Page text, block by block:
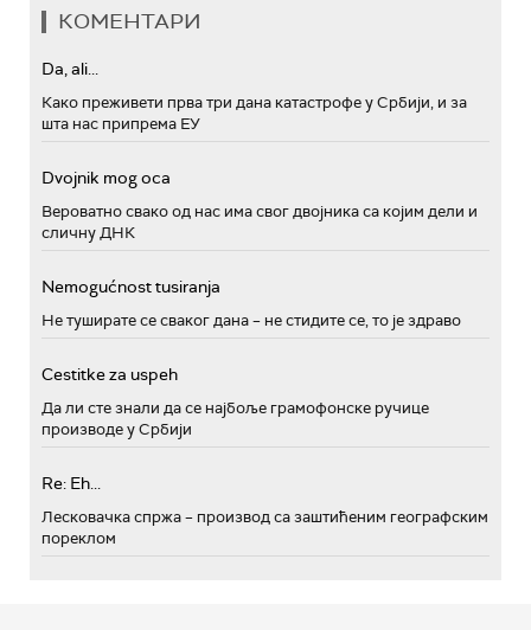
КОМЕНТАРИ
Da, ali...
Како преживети прва три дана катастрофе у Србији, и за
шта нас припрема ЕУ
Dvojnik mog oca
Вероватно свако од нас има свог двојника са којим дели и
сличну ДНК
Nemogućnost tusiranja
Не туширате се сваког дана – не стидите се, то је здраво
Cestitke za uspeh
Да ли сте знали да се најбоље грамофонске ручице
производе у Србији
Re: Eh...
Лесковачка спржа – производ са заштићеним географским
пореклом